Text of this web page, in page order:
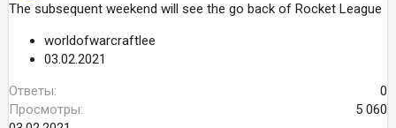
The subsequent weekend will see the go back of Rocket League
worldofwarcraftlee
03.02.2021
Ответы
0
Просмотры
5 060